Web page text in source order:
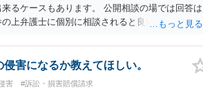
るケースもあります。 公開相談の場では回答は
上弁護士に個別に相談されると良いでしょう。
害になるか教えてほしい。
害 #訴訟・損害賠償請求